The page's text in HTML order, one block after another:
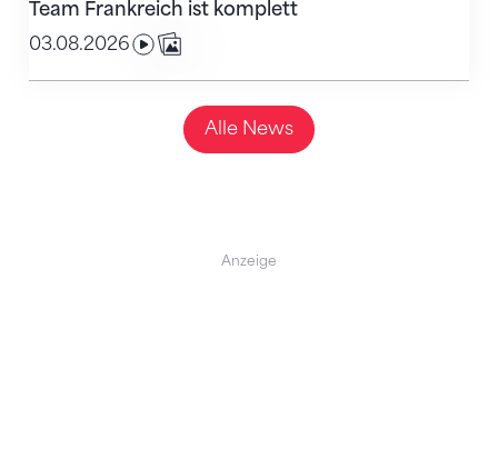
Team Frankreich ist komplett
03.08.2026
Alle News
Anzeige